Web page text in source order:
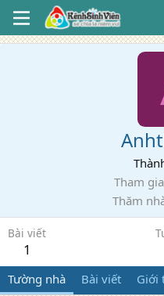
Tham gia
Thăm
Bài viết
1
Tường nhà Bài viết Giới